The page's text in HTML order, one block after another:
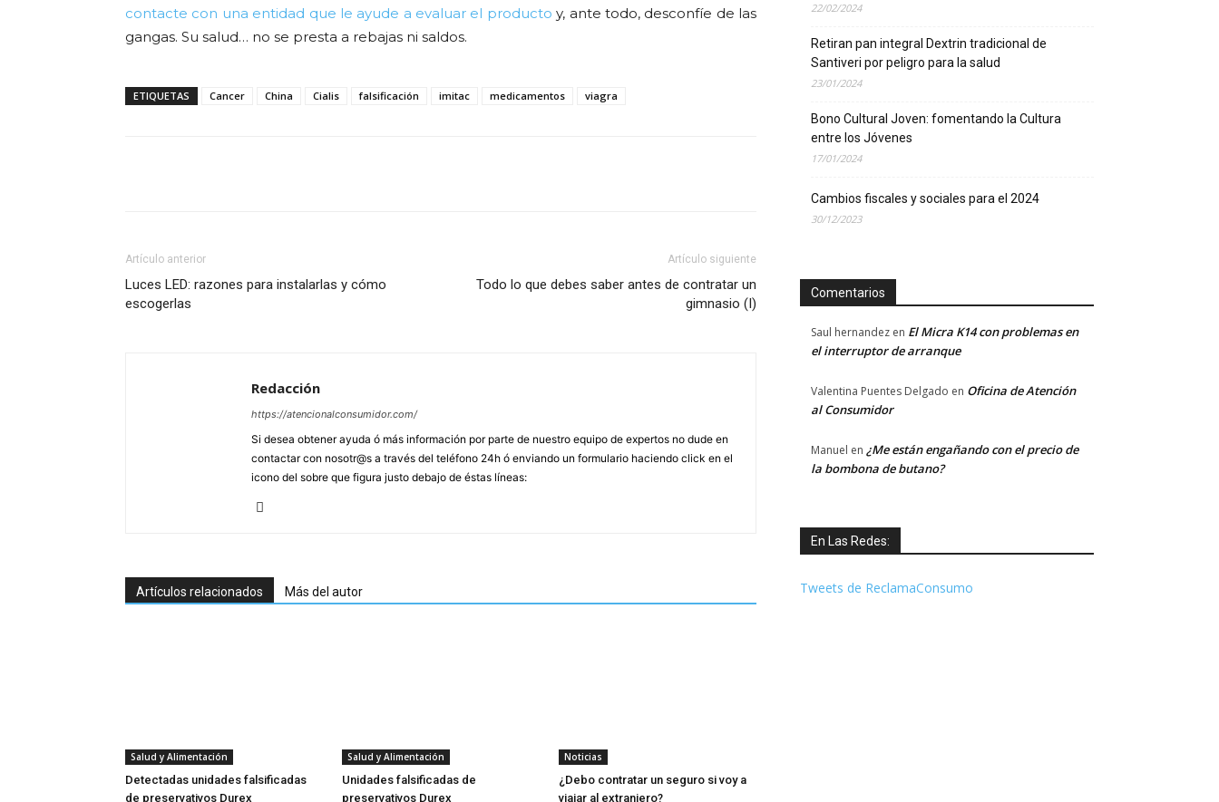
contacte con una entidad que le ayude a evaluar el producto y, ante todo, desconfíe de las
gangas. Su salud… no se presta a rebajas ni saldos.
ETIQUETAS Cancer China Cialis falsificación imitac medicamentos viagra
Artículo anterior
Luces LED: razones para instalarlas y cómo
escogerlas
Artículo siguiente
Todo lo que debes saber antes de contratar un
gimnasio (I)
Redacción
https://atencionalconsumidor.com/
Si desea obtener ayuda ó más información por parte de nuestro equipo de expertos no dude en
contactar con nosotr@s a través del teléfono 24h ó enviando un formulario haciendo click en el
icono del sobre que figura justo debajo de éstas líneas:
Artículos relacionados Más del autor
Salud y Alimentación
Detectadas unidades falsificadas
de preservativos Durex
Salud y Alimentación
Unidades falsificadas de
preservativos Durex
Noticias
¿Debo contratar un seguro si voy a
viajar al extranjero?
22/02/2024
Retiran pan integral Dextrin tradicional de
Santiveri por peligro para la salud
23/01/2024
Bono Cultural Joven: fomentando la Cultura
entre los Jóvenes
17/01/2024
Cambios fiscales y sociales para el 2024
30/12/2023
Comentarios
Saul hernandez en El Micra K14 con problemas en
el interruptor de arranque
Valentina Puentes Delgado en Oficina de Atención
al Consumidor
Manuel en ¿Me están engañando con el precio de
la bombona de butano?
En Las Redes:
Tweets de ReclamaConsumo